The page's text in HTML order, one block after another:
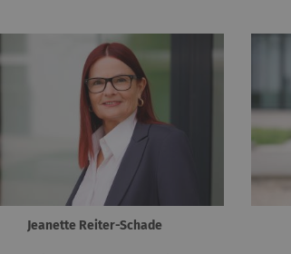
Jeanette Reiter-Schade